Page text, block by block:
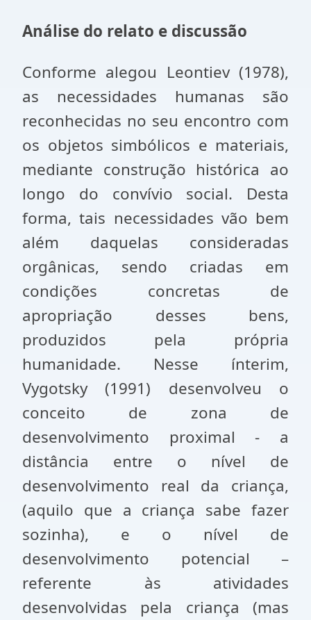
Análise do relato e discussão
Conforme alegou Leontiev (1978),
as necessidades humanas são
reconhecidas no seu encontro com
os objetos simbólicos e materiais,
mediante construção histórica ao
longo do convívio social. Desta
forma, tais necessidades vão bem
além daquelas consideradas
orgânicas, sendo criadas em
condições concretas de
apropriação desses bens,
produzidos pela própria
humanidade. Nesse ínterim,
Vygotsky (1991) desenvolveu o
conceito de zona de
desenvolvimento proximal - a
distância entre o nível de
desenvolvimento real da criança,
(aquilo que a criança sabe fazer
sozinha), e o nível de
desenvolvimento potencial –
referente às atividades
desenvolvidas pela criança (mas